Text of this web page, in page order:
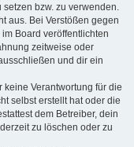
bzw. zu verwenden.
aus. Bei Verstößen gegen
Board veröffentlichten
zeitweise oder
und dir ein
keine Verantwortung für die
selbst erstellt hat oder die
dem Betreiber, dein
zu löschen oder zu